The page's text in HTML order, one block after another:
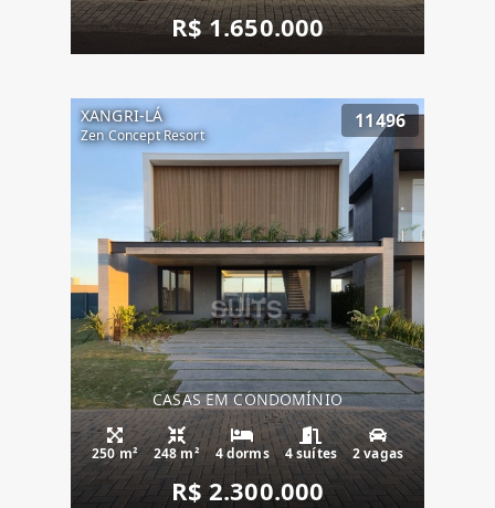
R$ 1.650.000
XANGRI-LÁ
Zen Concept Resort
11496
CASAS EM CONDOMÍNIO
250 m² 248 m² 4 dorms 4 suítes 2 vagas
R$ 2.300.000